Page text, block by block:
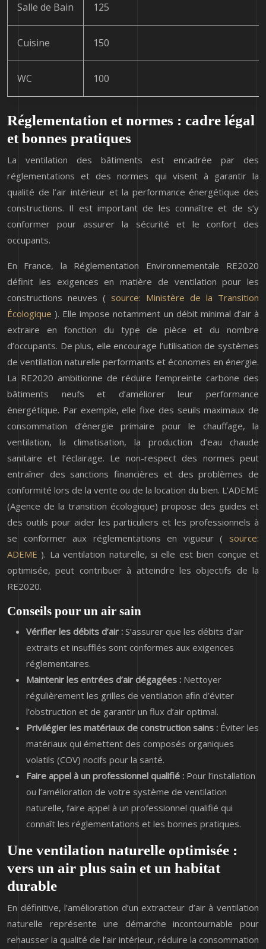
Salle de Bain 125
Cuisine 150
WC 100
Réglementation et normes : cadre légal
et bonnes pratiques
La ventilation des bâtiments est encadrée par des
réglementations et des normes qui visent à garantir la
qualité de l’air intérieur et la performance énergétique des
constructions. Il est important de les connaître et de s’y
conformer pour assurer la sécurité et le confort des
occupants.
En France, la Réglementation Environnementale RE2020
définit les exigences en matière de ventilation pour les
constructions neuves ( source: Ministère de la Transition
Écologique ). Elle impose notamment un débit minimal d’air à
extraire en fonction du type de pièce et du nombre
d’occupants. De plus, elle encourage l’utilisation de systèmes
de ventilation naturelle performants et économes en énergie.
La RE2020 ambitionne de réduire l’empreinte carbone des
bâtiments neufs et d’améliorer leur performance
énergétique. Par exemple, elle fixe des seuils maximaux de
consommation d’énergie primaire pour le chauffage, la
ventilation, la climatisation, la production d’eau chaude
sanitaire et l’éclairage. Le non-respect des normes peut
entraîner des sanctions financières et des problèmes de
conformité lors de la vente ou de la location du bien. L’ADEME
(Agence de la transition écologique) propose des guides et
des outils pour aider les particuliers et les professionnels à
se conformer aux réglementations en vigueur ( source:
ADEME ). La ventilation naturelle, si elle est bien conçue et
optimisée, peut contribuer à atteindre les objectifs de la
RE2020.
Conseils pour un air sain
Vérifier les débits d’air : S’assurer que les débits d’air
extraits et insufflés sont conformes aux exigences
réglementaires.
Maintenir les entrées d’air dégagées : Nettoyer
régulièrement les grilles de ventilation afin d’éviter
l’obstruction et de garantir un flux d’air optimal.
Privilégier les matériaux de construction sains : Éviter les
matériaux qui émettent des composés organiques
volatils (COV) nocifs pour la santé.
Faire appel à un professionnel qualifié : Pour l’installation
ou l’amélioration de votre système de ventilation
naturelle, faire appel à un professionnel qualifié qui
connaît les réglementations et les bonnes pratiques.
Une ventilation naturelle optimisée :
vers un air plus sain et un habitat
durable
En définitive, l’amélioration d’un extracteur d’air à ventilation
naturelle représente une démarche incontournable pour
rehausser la qualité de l’air intérieur, réduire la consommation